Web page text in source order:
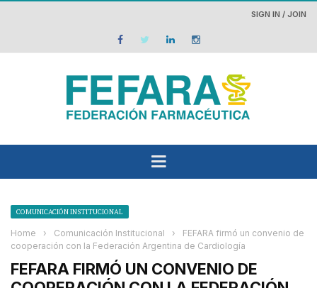
SIGN IN / JOIN
COMUNICACIÓN INSTITUCIONAL
Home › Comunicación Institucional ›
FEFARA firmó un convenio de
cooperación con la Federación Argentina de Cardiología
FEFARA FIRMÓ UN CONVENIO DE